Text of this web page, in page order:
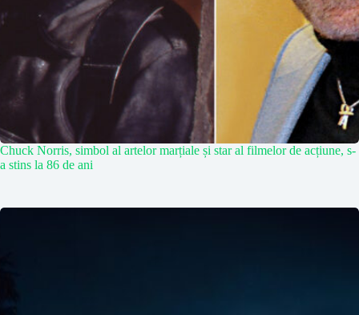
Chuck Norris, simbol al artelor marțiale și star al filmelor de acțiune, s-
a stins la 86 de ani